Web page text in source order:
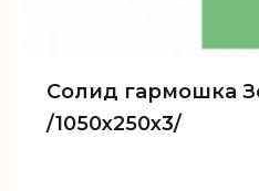
Солид гармошка
/1050х250х3/